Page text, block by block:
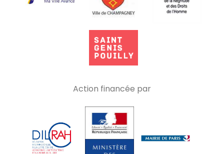
Action financée par